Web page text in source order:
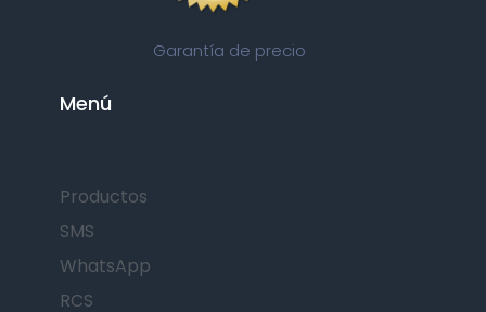
Garantía de precio
Menú
Productos
SMS
WhatsApp
RCS